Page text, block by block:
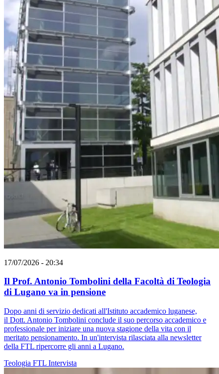
17/07/2026 - 20:34
Il Prof. Antonio Tombolini della Facoltà di Teologia
di Lugano va in pensione
Dopo anni di servizio dedicati all'Istituto accademico luganese,
il Dott. Antonio Tombolini conclude il suo percorso accademico e
professionale per iniziare una nuova stagione della vita con il
meritato pensionamento. In un'intervista rilasciata alla newsletter
della FTL ripercorre gli anni a Lugano.
Teologia FTL Intervista